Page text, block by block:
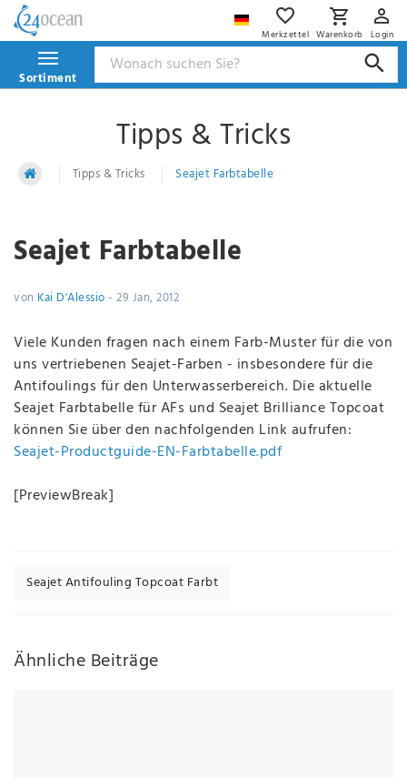
Merkzettel Warenkorb Login
Sortiment
Tipps & Tricks
Tipps & Tricks Seajet Farbtabelle
Seajet Farbtabelle
von Kai D'Alessio- 29 Jan, 2012
Viele Kunden fragen nach einem Farb-Muster für die von
uns vertriebenen Seajet-Farben - insbesondere für die
Antifoulings für den Unterwasserbereich. Die aktuelle
Seajet Farbtabelle für AFs und Seajet Brilliance Topcoat
können Sie über den nachfolgenden Link aufrufen:
Seajet-Productguide-EN-Farbtabelle.pdf
[PreviewBreak]
Seajet Antifouling Topcoat Farbt
Ähnliche Beiträge